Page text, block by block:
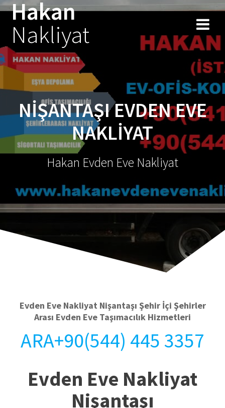
Skip
Hakan
Nakliyat
NIŞANTAŞI EVDEN EVE
NAKLIYAT
Hakan Evden Eve Nakliyat
Evden Eve Nakliyat Nişantaşı Şehir İçi Şehirler
Arası Evden Eve Taşımacılık Hizmetleri
ARA+90(544) 445 3357
Evden Eve Nakliyat
Nişantaşı